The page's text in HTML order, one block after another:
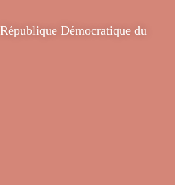
République Démocratique du